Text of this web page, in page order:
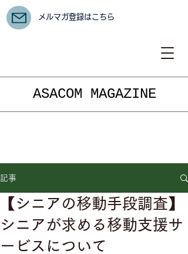
ASACOM MAGAZINE
メルマガ登録はこちら
記事
【シニアの移動手段調査】
シニアが求める移動支援サ
ービスについて